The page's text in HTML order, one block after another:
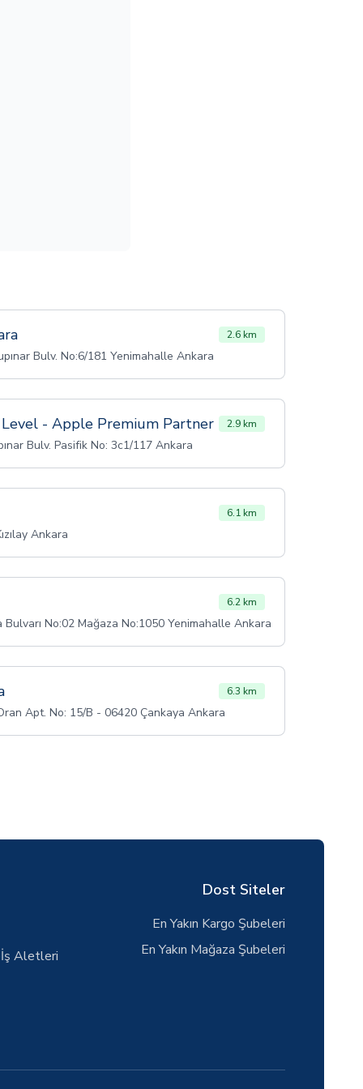
2.6 km
Bulv. No:6/181 Yenimahalle Ankara
- Apple Premium Partner 2.9 km
Bulv. Pasifik No: 3c1/117 Ankara
6.1 km
Ankara
6.2 km
No:02 Mağaza No:1050 Yenimahalle Ankara
6.3 km
Apt. No: 15/B - 06420 Çankaya Ankara
İş Aletleri
Dost Siteler
En Yakın Kargo Şubeleri
En Yakın Mağaza Şubeleri